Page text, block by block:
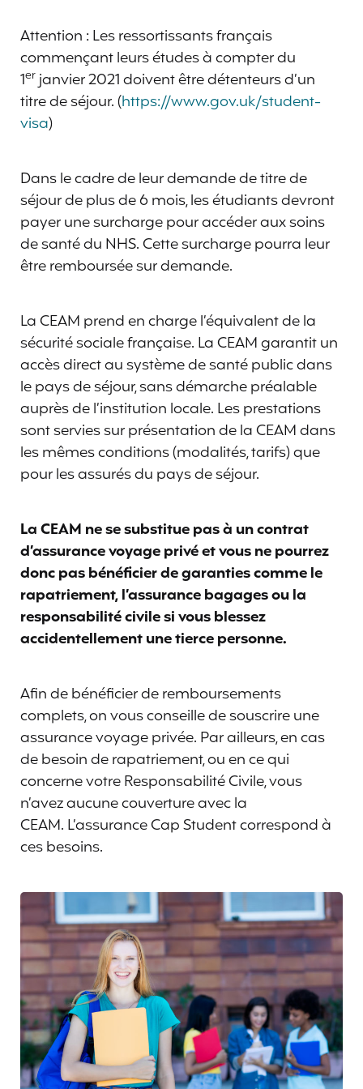
Attention : Les ressortissants français
commençant leurs études à compter du
1erjanvier 2021 doivent être détenteurs d’un
titre de séjour. (https://www.gov.uk/student-
visa)
Dans le cadre de leur demande de titre de
séjour de plus de 6 mois, les étudiants devront
payer une surcharge pour accéder aux soins
de santé du NHS. Cette surcharge pourra leur
être remboursée sur demande.
La CEAM prend en charge l’équivalent de la
sécurité sociale française. La CEAM garantit un
accès direct au système de santé public dans
le pays de séjour, sans démarche préalable
auprès de l’institution locale. Les prestations
sont servies sur présentation de la CEAM dans
les mêmes conditions (modalités, tarifs) que
pour les assurés du pays de séjour.
La CEAM ne se substitue pas à un contrat
d’assurance voyage privé et vous ne pourrez
donc pas bénéficier de garanties comme le
rapatriement, l’assurance bagages ou la
responsabilité civile si vous blessez
accidentellement une tierce personne.
Afin de bénéficier de remboursements
complets, on vous conseille de souscrire une
assurance voyage privée. Par ailleurs, en cas
de besoin de rapatriement, ou en ce qui
concerne votre Responsabilité Civile, vous
n’avez aucune couverture avec la
CEAM. L’assurance Cap Student correspond à
ces besoins.